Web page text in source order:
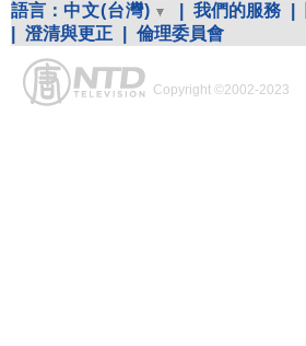
語言： 中文(台灣) 我們的服務
澄清與更正 倫理委員會
Copyright ©2002-2023